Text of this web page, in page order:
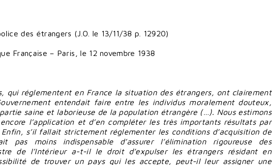
des étrangers (J.O. le 13/11/38 p. 12920)
Française – Paris, le 12 novembre 1938
qui réglementent en France la situation des étrangers, ont clairement
entendait faire entre les individus moralement douteux,
saine et laborieuse de la population étrangère (…). Nous estimons
l’application et d’en compléter les très importants résultats par
s’il fallait strictement réglementer les conditions d’acquisition de
pas moins indispensable d’assurer l’élimination rigoureuse des
de l’Intérieur a-t-il le droit d’expulser les étrangers résidant en
de trouver un pays qui les accepte, peut-il leur assigner une